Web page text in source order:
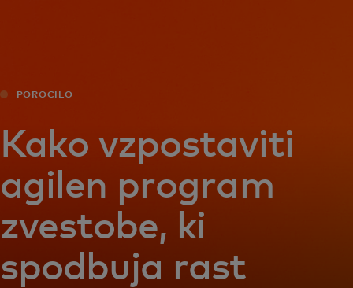
Za svet
Za inovatorje
Novice in trendi
POROČILO
Kako vzpostaviti
agilen program
zvestobe, ki
spodbuja rast